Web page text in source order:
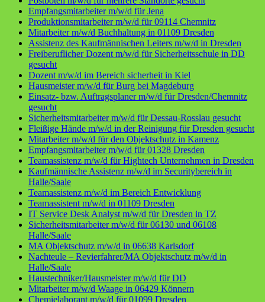
Empfangsmitarbeiter m/w/d für Jena
Produktionsmitarbeiter m/w/d für 09114 Chemnitz
Mitarbeiter m/w/d Buchhaltung in 01109 Dresden
Assistenz des Kaufmännischen Leiters m/w/d in Dresden
Freiberuflicher Dozent m/w/d für Sicherheitsschule in DD
gesucht
Dozent m/w/d im Bereich sicherheit in Kiel
Hausmeister m/w/d für Burg bei Magdeburg
Einsatz- bzw. Auftragsplaner m/w/d für Dresden/Chemnitz
gesucht
Sicherheitsmitarbeiter m/w/d für Dessau-Rosslau gesucht
Fleißige Hände m/w/d in der Reinigung für Dresden gesucht
Mitarbeiter m/w/d für den Objektschutz in Kamenz
Empfangsmitarbeiter m/w/d für 01328 Dresden
Teamassistenz m/w/d für Hightech Unternehmen in Dresden
Kaufmännische Assistenz m/w/d im Securitybereich in
Halle/Saale
Teamassistenz m/w/d im Bereich Entwicklung
Teamassistent m/w/d in 01109 Dresden
IT Service Desk Analyst m/w/d für Dresden in TZ
Sicherheitsmitarbeiter m/w/d für 06130 und 06108
Halle/Saale
MA Objektschutz m/w/d in 06638 Karlsdorf
Nachteule – Revierfahrer/MA Objektschutz m/w/d in
Halle/Saale
Haustechniker/Hausmeister m/w/d für DD
Mitarbeiter m/w/d Waage in 06429 Könnern
Chemielaborant m/w/d für 01099 Dresden